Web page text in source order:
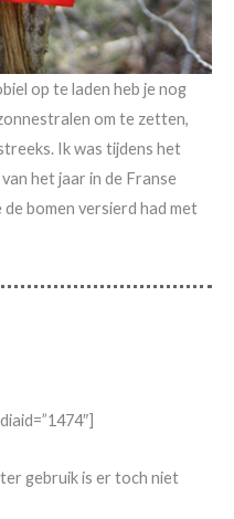
op te laden heb je nog
om te zetten,
Ik was tijdens het
het jaar in de Franse
bomen versierd had met
gebruik is er toch niet